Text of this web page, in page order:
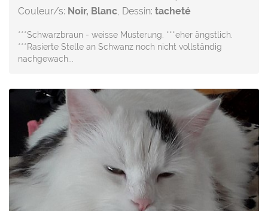
Couleur/s: Noir, Blanc, Dessin: tacheté
***Schwarzbraun - weisse Musterung. ***eher ängstlich.
***Rasierte Stelle an Schwanz noch nicht vollständig
nachgewach...